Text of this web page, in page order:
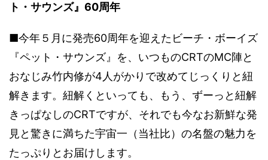
ト・サウンズ』60周年
■今年５月に発売60周年を迎えたビーチ・ボーイズ
『ペット・サウンズ』を、いつものCRTのMC陣と
おなじみ竹内修が4人がかりで改めてじっくりと紐
解きます。紐解くといっても、もう、ずーっと紐解
きっぱなしのCRTですが、それでも今なお新鮮な発
見と驚きに満ちた宇宙一（当社比）の名盤の魅力を
たっぷりとお届けします。